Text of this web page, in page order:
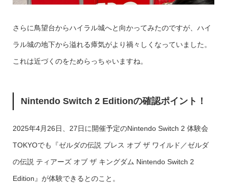
さらに鳥望台からハイラル城へと向かってみたのですが、ハイ
ラル城の地下から溢れる瘴気がより禍々しくなっていました。
これは近づくのをためらっちゃいますね。
Nintendo Switch 2 Editionの確認ポイント！
2025年4月26日、27日に開催予定のNintendo Switch 2 体験会
TOKYOでも『ゼルダの伝説 ブレス オブ ザ ワイルド／ゼルダ
の伝説 ティアーズ オブ ザ キングダム Nintendo Switch 2
Edition』が体験できるとのこと。